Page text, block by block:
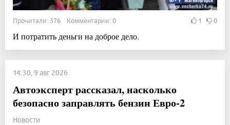
Прочитали: 376 Комментарии: 0 1 0
И потратить деньги на доброе дело.
14:30, 9 авг 2026
Автоэксперт рассказал, насколько
безопасно заправлять бензин Евро-2
Новости